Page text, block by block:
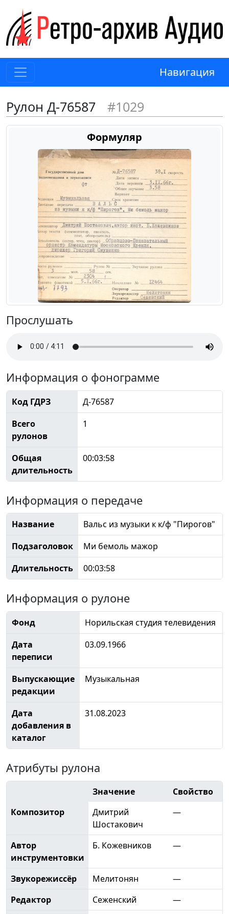
Навигация
Рулон Д-76587 #1029
Формуляр
Прослушать
Информация о фонограмме
Код ГДРЗ
Д-76587
Всего
рулонов
1
Общая
длительность
00:03:58
Информация о передаче
Название
Вальс из музыки к к/ф "Пирогов"
Подзаголовок
Ми бемоль мажор
Длительность
00:03:58
Информация о рулоне
Фонд
Норильская студия телевидения
Дата
переписи
03.09.1966
Выпускающие
редакции
Музыкальная
Дата
добавления в
каталог
31.08.2023
Атрибуты рулона
Значение
Свойство
Композитор
Дмитрий
Шостакович
—
Автор
инструментовки
Б. Кожевников —
Звукорежиссёр Мелитонян
—
Редактор
Сеженский
—